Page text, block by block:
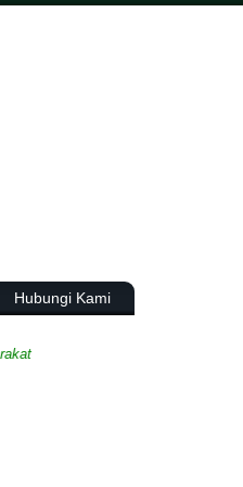
Hubungi Kami